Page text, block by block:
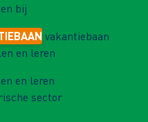
bij
vakantiebaan
en leren
en leren
sector